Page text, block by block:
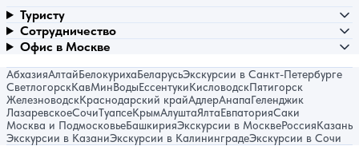
Туристу
Сотрудничество
Офис в Москве
АбхазияАлтайБелокурихаБеларусьЭкскурсии в Санкт-Петербурге
СветлогорскКавМинВодыЕссентукиКисловодскПятигорск
ЖелезноводскКраснодарский крайАдлерАнапаГеленджик
ЛазаревскоеСочиТуапсеКрымАлуштаЯлтаЕвпаторияСаки
Москва и ПодмосковьеБашкирияЭкскурсии в МосквеРоссияКазань
Экскурсии в КазаниЭкскурсии в КалининградеЭкскурсии в Сочи